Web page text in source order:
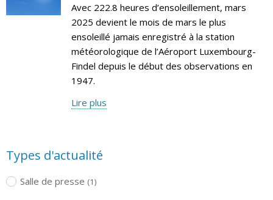
Avec 222.8 heures d’ensoleillement, mars
2025 devient le mois de mars le plus
ensoleillé jamais enregistré à la station
météorologique de l’Aéroport Luxembourg-
Findel depuis le début des observations en
1947.
Lire plus
Types d'actualité
Salle de presse (1)